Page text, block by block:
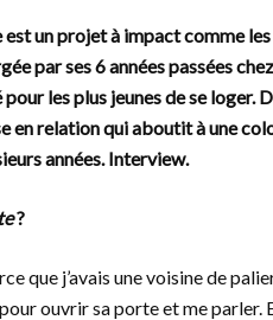
un projet à impact comme
par ses 6 années passées
les plus jeunes de se loger.
en relation qui aboutit à une
années. Interview.
?
que j’avais une voisine de
ouvrir sa porte et me parler.